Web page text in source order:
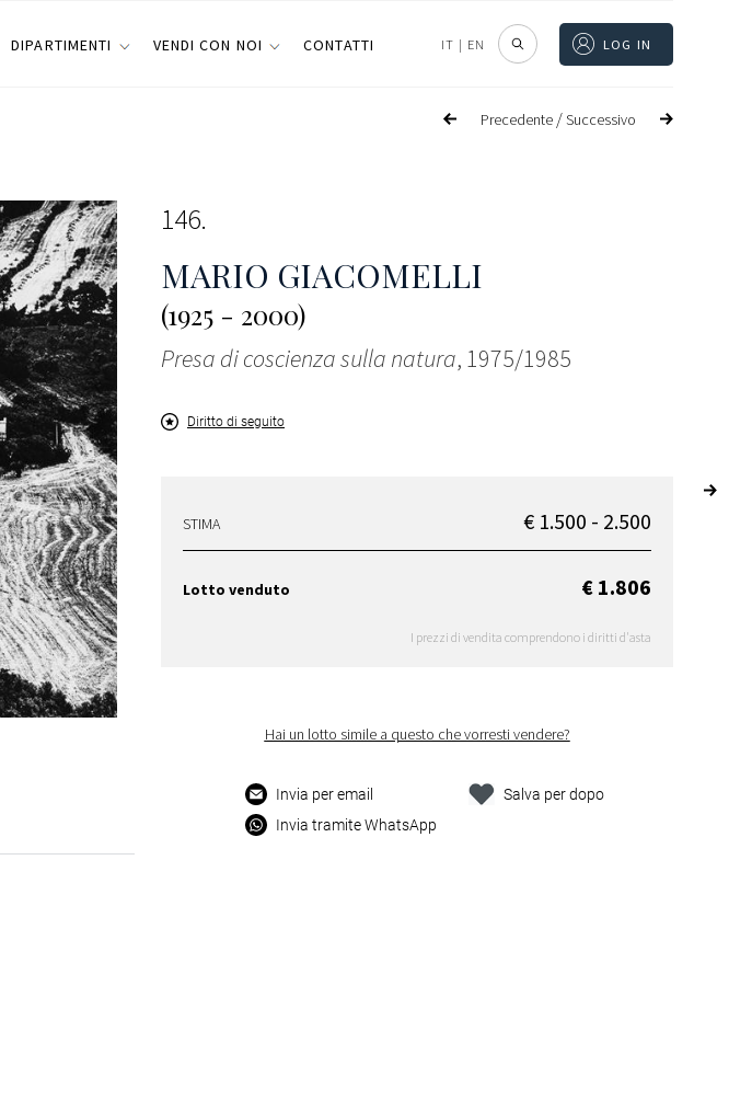
DIPARTIMENTI VENDI CON NOI CONTATTI IT | EN LOG IN
Precedente /Successivo
146
MARIO GIACOMELLI
(1925 - 2000)
Presa di coscienza sulla natura, 1975/1985
Diritto di seguito
STIMA € 1.500 - 2.500
Lotto venduto € 1.806
I prezzi di vendita comprendono i diritti d'asta
Hai un lotto simile a questo che vorresti vendere?
Invia per email
Invia tramite WhatsApp
Salva per dopo